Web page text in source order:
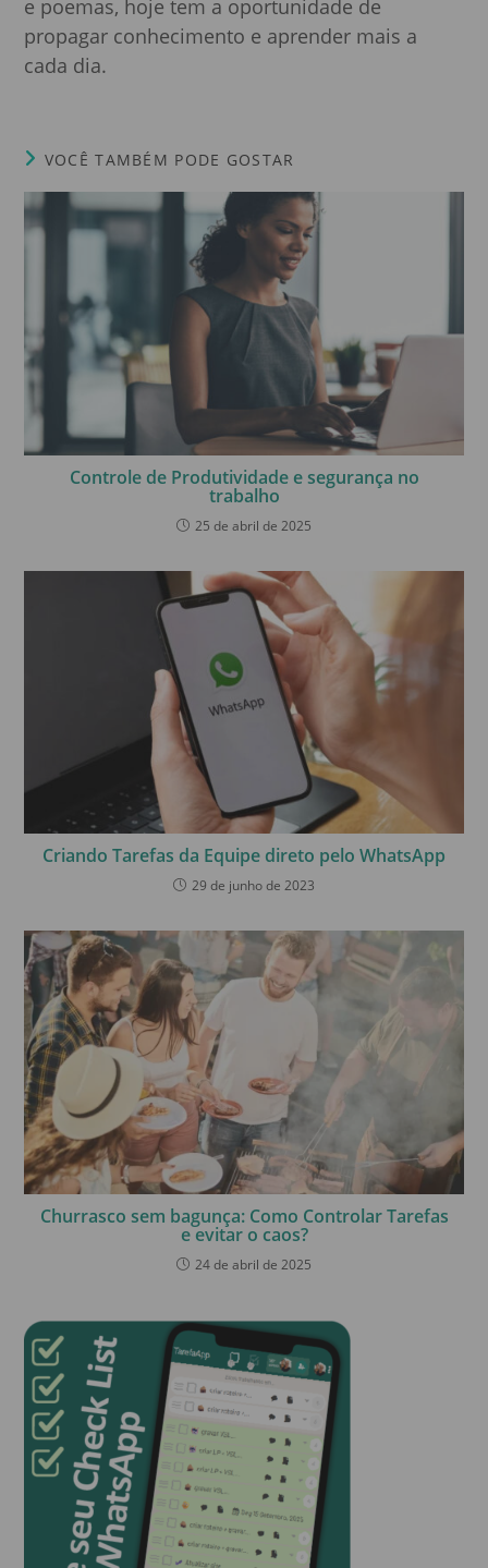
e poemas, hoje tem a oportunidade de
propagar conhecimento e aprender mais a
cada dia.
VOCÊ TAMBÉM PODE GOSTAR
Controle de Produtividade e segurança no
trabalho
25 de abril de 2025
Criando Tarefas da Equipe direto pelo WhatsApp
29 de junho de 2023
Churrasco sem bagunça: Como Controlar Tarefas
e evitar o caos?
24 de abril de 2025